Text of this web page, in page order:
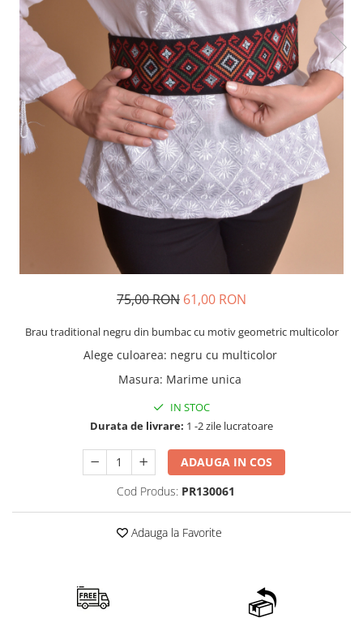
75,00 RON 61,00 RON
Brau traditional negru din bumbac cu motiv geometric multicolor
Alege culoarea: negru cu multicolor
Masura: Marime unica
IN STOC
Durata de livrare: 1 -2 zile lucratoare
ADAUGA IN COS
Cod Produs: PR130061
Adauga la Favorite